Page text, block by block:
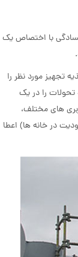
با اختصاص یک
تجهیز مورد نظر را
را در یک
های مختلف،
در خانه ها) اعطا